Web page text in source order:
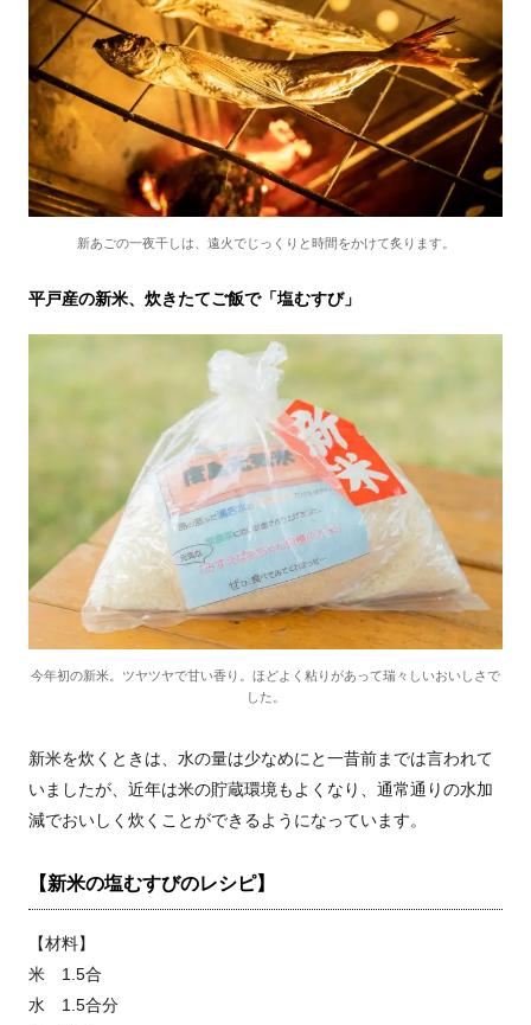
新あごの一夜干しは、遠火でじっくりと時間をかけて炙ります。
平戸産の新米、炊きたてご飯で「塩むすび」
今年初の新米。ツヤツヤで甘い香り。ほどよく粘りがあって瑞々しいおいしさで
した。
新米を炊くときは、水の量は少なめにと一昔前までは言われて
いましたが、近年は米の貯蔵環境もよくなり、通常通りの水加
減でおいしく炊くことができるようになっています。
【新米の塩むすびのレシピ】
【材料】
米 1.5合
水 1.5合分